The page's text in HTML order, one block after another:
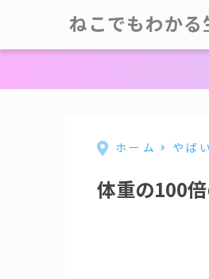
ねこでもわかる
ホーム やば
体重の100